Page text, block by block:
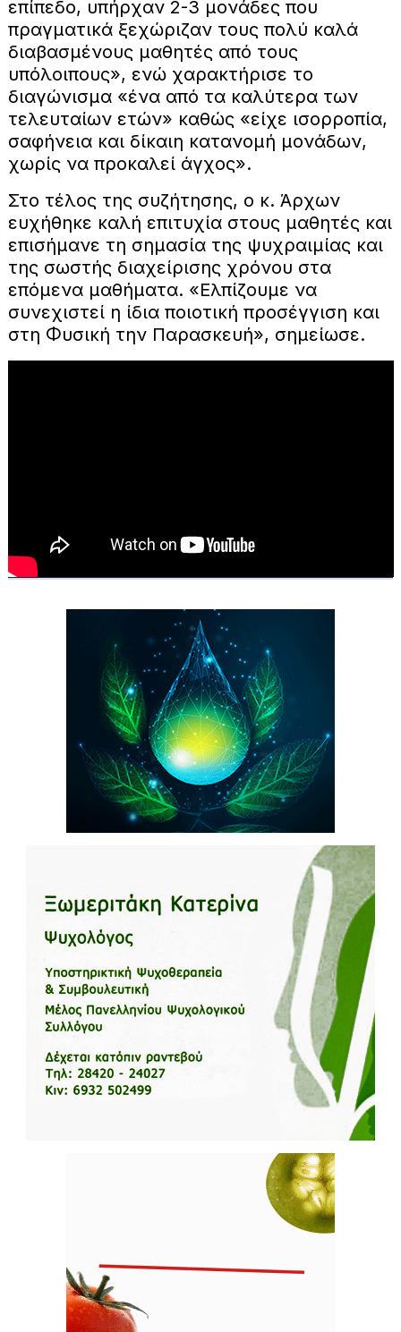
επίπεδο, υπήρχαν 2-3 μονάδες που
πραγματικά ξεχώριζαν τους πολύ καλά
διαβασμένους μαθητές από τους
υπόλοιπους», ενώ χαρακτήρισε το
διαγώνισμα «ένα από τα καλύτερα των
τελευταίων ετών» καθώς «είχε ισορροπία,
σαφήνεια και δίκαιη κατανομή μονάδων,
χωρίς να προκαλεί άγχος».
Στο τέλος της συζήτησης, ο κ. Άρχων
ευχήθηκε καλή επιτυχία στους μαθητές και
επισήμανε τη σημασία της ψυχραιμίας και
της σωστής διαχείρισης χρόνου στα
επόμενα μαθήματα. «Ελπίζουμε να
συνεχιστεί η ίδια ποιοτική προσέγγιση και
στη Φυσική την Παρασκευή», σημείωσε.